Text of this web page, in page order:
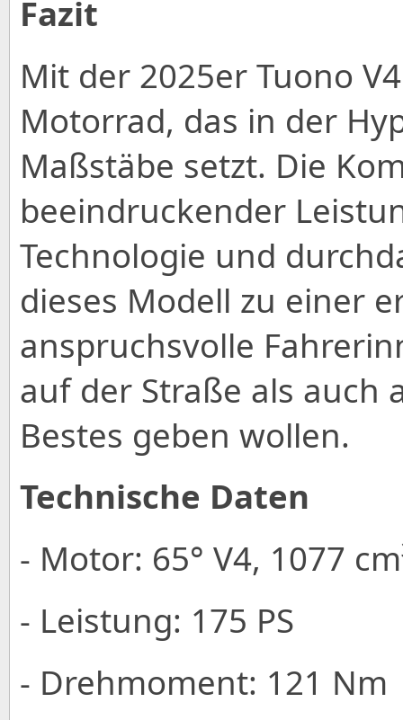
Fazit
Mit der 2025er Tuono
Motorrad, das in der
Maßstäbe setzt. Die
beeindruckender
Technologie und
dieses Modell zu einer
anspruchsvolle
auf der Straße als auch
Bestes geben wollen.
Technische Daten
- Motor: 65° V4, 1077
- Leistung: 175 PS
- Drehmoment: 121 Nm